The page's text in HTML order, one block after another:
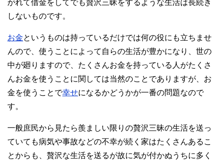
がれて借金をしてでも贅沢三昧をするような生活は長続き
しないものです。
お金というものは持っているだけでは何の役にも立ちませ
んので、使うことによって自らの生活が豊かになり、世の
中が廻りますので、たくさんお金を持っている人がたくさ
んお金を使うことに関しては当然のことでありますが、お
金を使うことで幸せになるかどうかが一番の問題なので
す。
一般庶民から見たら羨ましい限りの贅沢三昧の生活を送っ
ていても病気や事故などの不幸が続く家はたくさんあるこ
とからも、贅沢な生活を送るが故に気が付かぬうちに多く